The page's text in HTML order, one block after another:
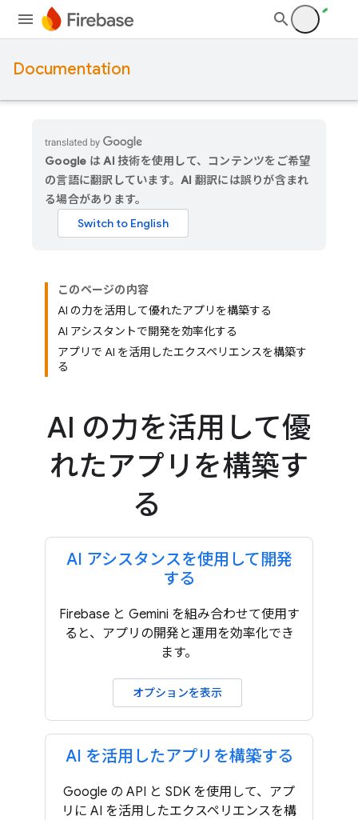
Documentation
Google は AI 技術を使用して、コンテンツをご希望
の言語に翻訳しています。AI 翻訳には誤りが含まれ
る場合があります。
このページの内容
AI の力を活用して優れたアプリを構築する
AI アシスタントで開発を効率化する
アプリで AI を活用したエクスペリエンスを構築す
る
AI の力を活用して優
れたアプリを構築す
る
AI アシスタンスを使用して開発
する
Firebase と Gemini を組み合わせて使用す
ると、アプリの開発と運用を効率化でき
ます。
オプションを表示
AI を活用したアプリを構築する
Google の API と SDK を使用して、アプ
リに AI を活用したエクスペリエンスを構